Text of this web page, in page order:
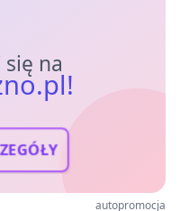
na
autopromocja